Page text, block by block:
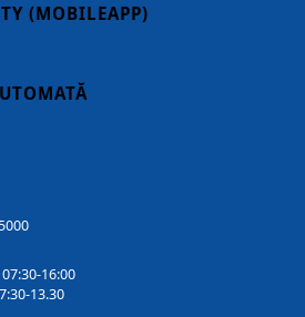
(MOBILEAPP)
16:00
13.30